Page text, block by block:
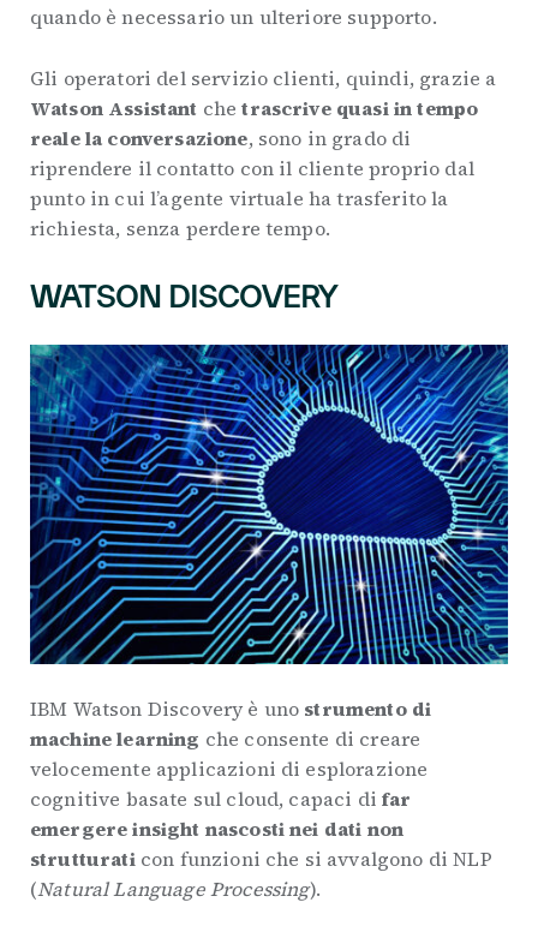
quando è necessario un ulteriore supporto.
Gli operatori del servizio clienti, quindi, grazie a
Watson Assistant chetrascrive quasi in tempo
reale la conversazione, sono in grado di
riprendere il contatto con il cliente proprio dal
punto in cui l’agente virtuale ha trasferito la
richiesta, senza perdere tempo.
WATSON DISCOVERY
IBM Watson Discovery è uno strumento di
machine learning che consente di creare
velocemente applicazioni di esplorazione
cognitive basate sul cloud, capaci difar
emergere insight nascosti nei dati non
strutturaticon funzioni che si avvalgono di NLP
(Natural Language Processing).